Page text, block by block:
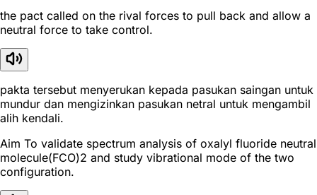
the pact called on the rival forces to pull back and allow a
neutral force to take control.
pakta tersebut menyerukan kepada pasukan saingan untuk
mundur dan mengizinkan pasukan netral untuk mengambil
alih kendali.
Aim To validate spectrum analysis of oxalyl fluoride neutral
molecule(FCO)2 and study vibrational mode of the two
configuration.